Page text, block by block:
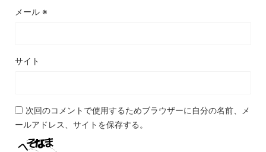
メール ※
サイト
次回のコメントで使用するためブラウザーに自分の名前、メ
ールアドレス、サイトを保存する。